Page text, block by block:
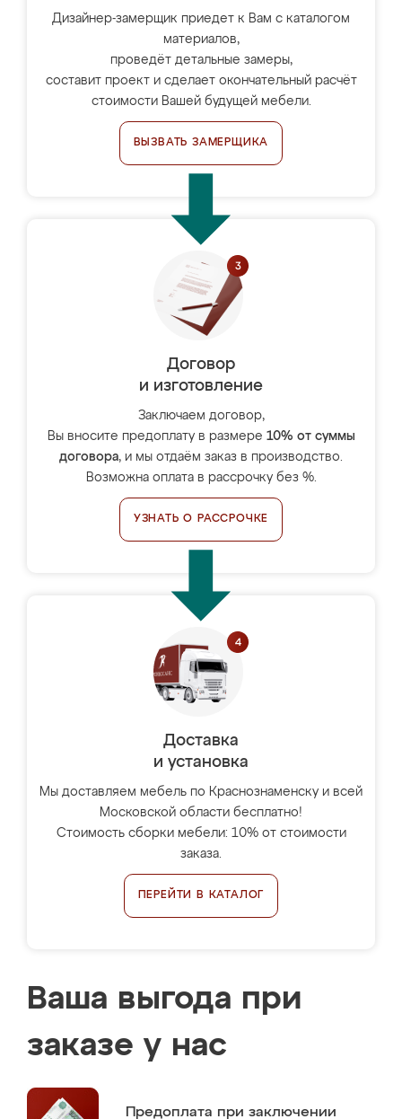
Дизайнер-замерщик приедет к Вам с каталогом
материалов,
проведёт детальные замеры,
составит проект и сделает окончательный расчёт
стоимости Вашей будущей мебели.
ВЫЗВАТЬ ЗАМЕРЩИКА
Договор
и изготовление
Заключаем договор,
Вы вносите предоплату в размере 10% от суммы
договора, и мы отдаём заказ в производство.
Возможна оплата в рассрочку без %.
УЗНАТЬ О РАССРОЧКЕ
Доставка
и установка
Мы доставляем мебель по Краснознаменску и всей
Московской области бесплатно!
Стоимость сборки мебели: 10% от стоимости
заказа.
ПЕРЕЙТИ В КАТАЛОГ
Ваша выгода при
заказе у нас
Предоплата при заключении